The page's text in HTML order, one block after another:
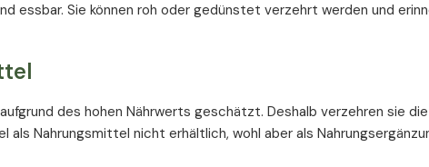
essbar. Sie können roh oder gedünstet verzehrt werden und
des hohen Nährwerts geschätzt. Deshalb verzehren sie
als Nahrungsmittel nicht erhältlich, wohl aber als